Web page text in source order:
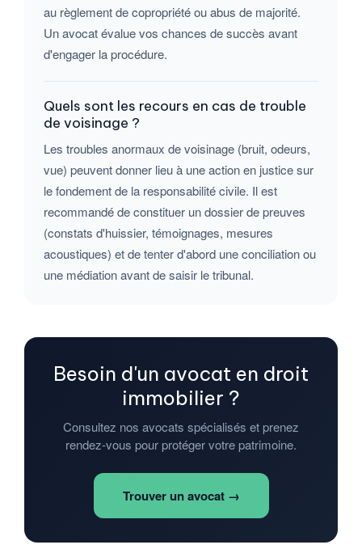
au règlement de copropriété ou abus de majorité.
Un avocat évalue vos chances de succès avant
d'engager la procédure.
Quels sont les recours en cas de trouble
de voisinage ?
Les troubles anormaux de voisinage (bruit, odeurs,
vue) peuvent donner lieu à une action en justice sur
le fondement de la responsabilité civile. Il est
recommandé de constituer un dossier de preuves
(constats d'huissier, témoignages, mesures
acoustiques) et de tenter d'abord une conciliation ou
une médiation avant de saisir le tribunal.
Besoin d'un avocat en droit
immobilier ?
Consultez nos avocats spécialisés et prenez
rendez-vous pour protéger votre patrimoine.
Trouver un avocat →